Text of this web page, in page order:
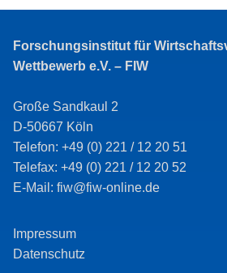
Forschungsinstitut für
Wettbewerb e.V. – FIW
Große Sandkaul 2
D-50667 Köln
Telefon: +49 (0) 221 / 12 20 51
Telefax: +49 (0) 221 / 12 20 52
E-Mail: fiw@fiw-online.de
Impressum
Datenschutz